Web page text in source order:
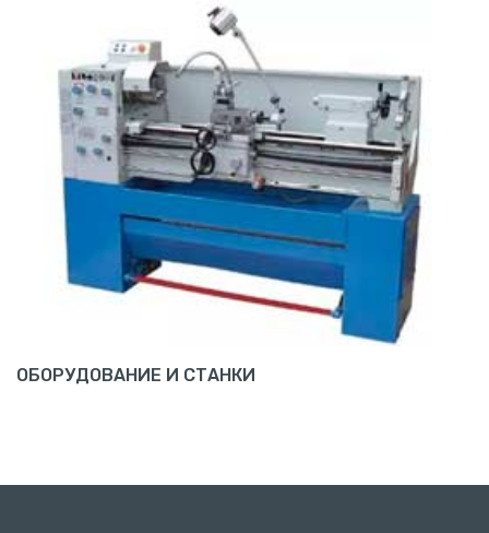
ОБОРУДОВАНИЕ И СТАНКИ